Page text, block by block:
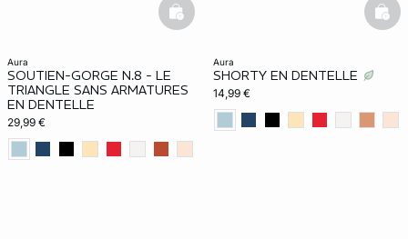
aura
SOUTIEN-GORGE N.8 - LE
TRIANGLE SANS ARMATURES
EN DENTELLE
29,99 €
basketfull
aura
SHORTY EN DENTELLE
14,99 €